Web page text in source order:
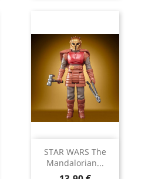
STAR WARS The
Mandalorian...